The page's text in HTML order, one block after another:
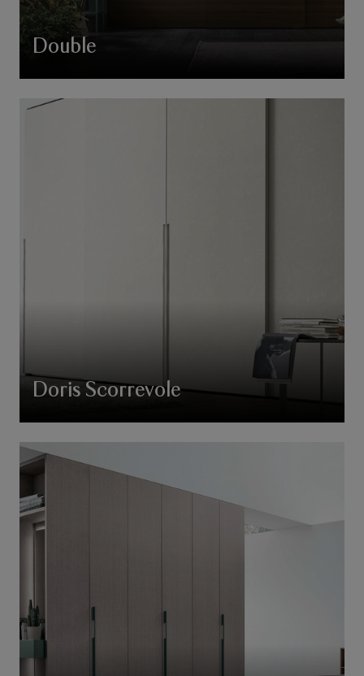
Double
Doris Scorrevole